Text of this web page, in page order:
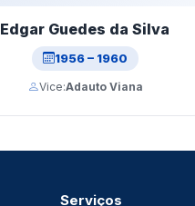
Edgar Guedes da Silva
1956 – 1960
Vice:Adauto Viana
Serviços